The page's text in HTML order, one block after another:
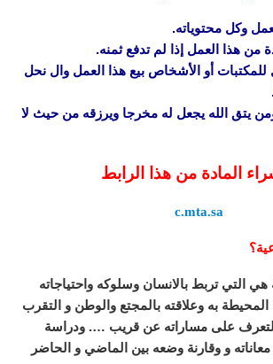
وكل محتوياته.
من هذا العمل إذا لم تدفع ثمنه.
للمكتبات أو الأشخاص بيع هذا العمل وال نحل
يتق الله يجعل له مخرجا ويرزقه من حيث لا
المادة من هذا الرابط
c.mta.sa
هي التي تربط بالانسان وسلوكه واحتياجاته
المحيطة به وعلاقته بالمجتع والوطن و التقرب
التعرف على مساراته عن قريب …. ودراسة
و وقارنة وضعه بين الماضي و الحاضر